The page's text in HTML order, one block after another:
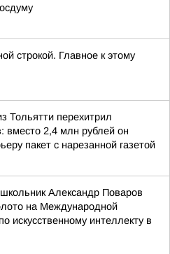
строкой. Главное к этому
Тольятти перехитрил
вместо 2,4 млн рублей он
пакет с нарезанной газетой
Александр Поваров
на Международной
искусственному интеллекту в